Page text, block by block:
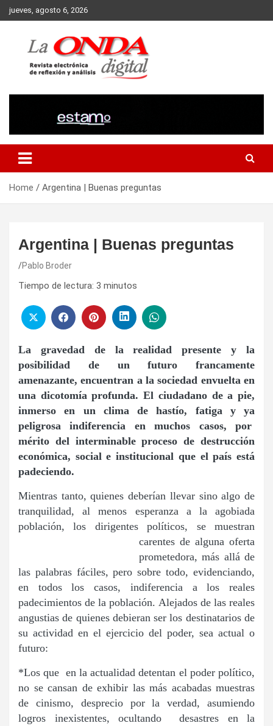
Skip
to
jueves, agosto 6, 2026
Home Argentina | Buenas preguntas
Argentina | Buenas preguntas
Pablo Broder
Tiempo de lectura: 3 minutos
La gravedad de la realidad presente y la
posibilidad de un futuro francamente
amenazante, encuentran a la sociedad envuelta en
una dicotomía profunda.El ciudadano de a pie,
inmerso en un clima de hastío, fatiga y ya
peligrosa indiferencia en muchos casos, por
mérito del interminable proceso de destrucción
económica, social e institucional que el país está
padeciendo.
Mientras tanto, quienes deberían llevar sino algo de
tranquilidad, al menos esperanza a la agobiada
población, los dirigentes políticos, se muestran
carentes de alguna oferta
prometedora, más allá de
las palabras fáciles, pero sobre todo, evidenciando,
en todos los casos, indiferencia a los reales
padecimientos de la población. Alejados de las reales
angustias de quienes debieran ser los destinatarios de
su actividad en el ejercicio del poder, sea actual o
futuro:
*Los que en la actualidad detentan el poder político,
no se cansan de exhibir las más acabadas muestras
de cinismo, desprecio por la verdad, asumiendo
logros inexistentes, ocultando desastres en la